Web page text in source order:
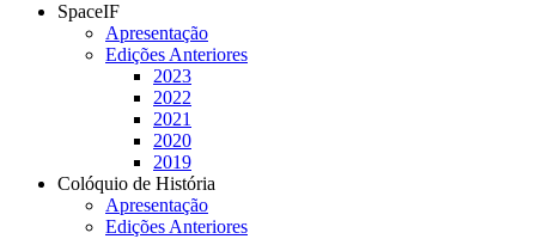
SpaceIF
Apresentação
Edições Anteriores
2023
2022
2021
2020
2019
Colóquio de História
Apresentação
Edições Anteriores